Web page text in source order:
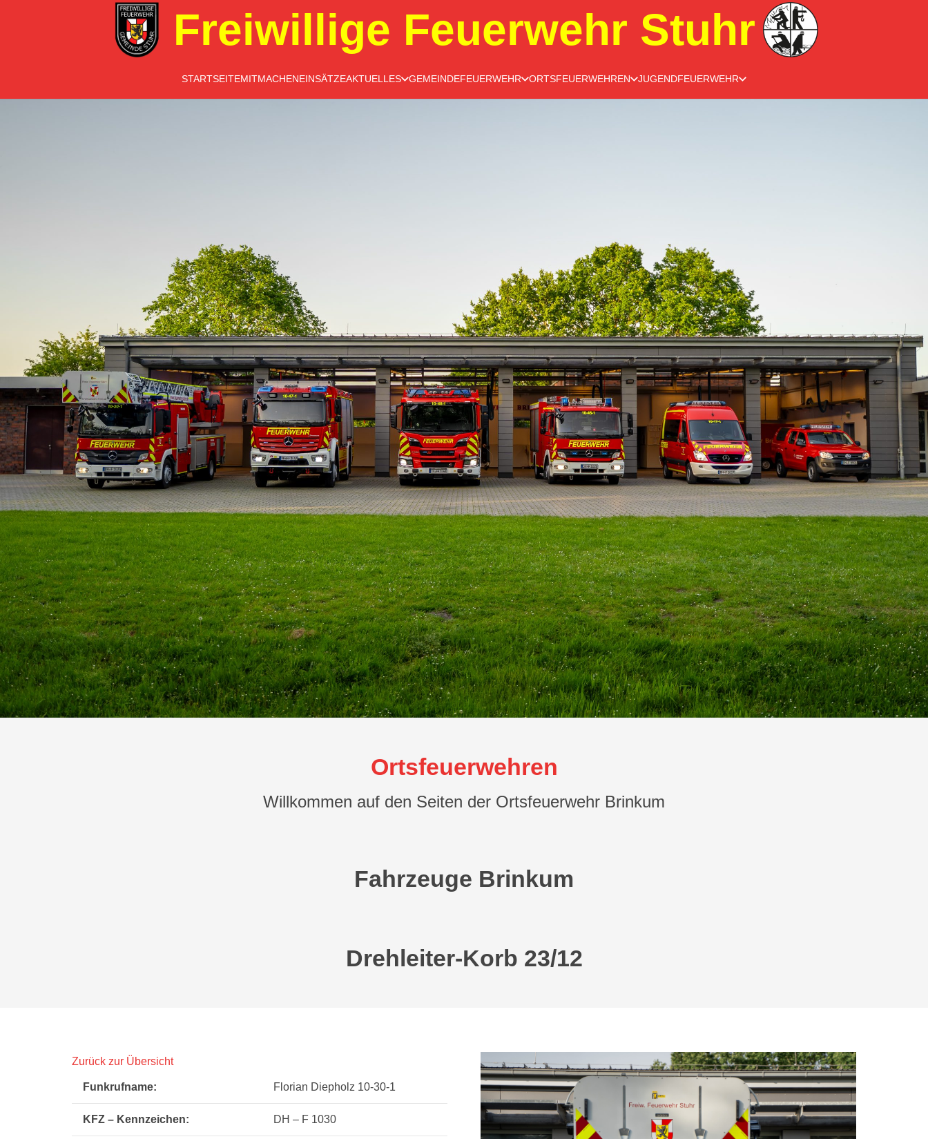
Freiwillige Feuerwehr Stuhr
STARTSEITEMITMACHENEINSÄTZEAKTUELLES GEMEINDEFEUERWEHR ORTSFEUERWEHREN JUGENDFEUERWEHR
Ortsfeuerwehren
Willkommen auf den Seiten der Ortsfeuerwehr Brinkum
Fahrzeuge Brinkum
Drehleiter-Korb 23/12
Zurück zur Übersicht
Funkrufname: Florian Diepholz 10-30-1
KFZ – Kennzeichen: DH – F 1030